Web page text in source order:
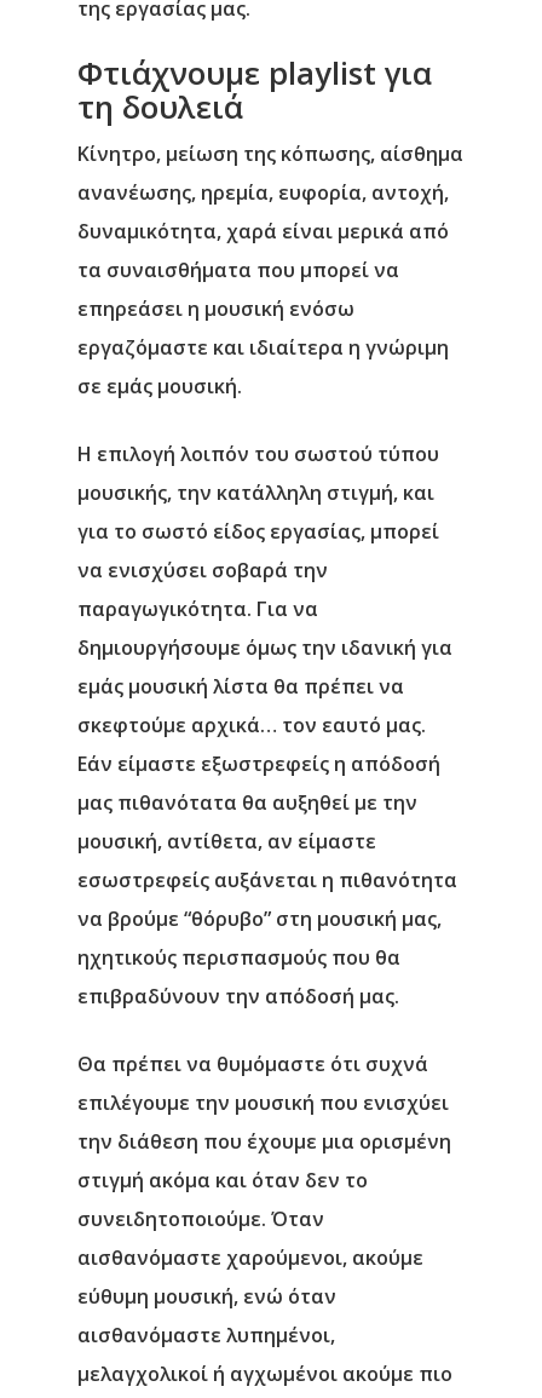
της εργασίας μας.
Φτιάχνουμε playlist για
τη δουλειά
Κίνητρο, μείωση της κόπωσης, αίσθημα
ανανέωσης, ηρεμία, ευφορία, αντοχή,
δυναμικότητα, χαρά είναι μερικά από
τα συναισθήματα που μπορεί να
επηρεάσει η μουσική ενόσω
εργαζόμαστε και ιδιαίτερα η γνώριμη
σε εμάς μουσική.
Η επιλογή λοιπόν του σωστού τύπου
μουσικής, την κατάλληλη στιγμή, και
για το σωστό είδος εργασίας, μπορεί
να ενισχύσει σοβαρά την
παραγωγικότητα. Για να
δημιουργήσουμε όμως την ιδανική για
εμάς μουσική λίστα θα πρέπει να
σκεφτούμε αρχικά… τον εαυτό μας.
Εάν είμαστε εξωστρεφείς η απόδοσή
μας πιθανότατα θα αυξηθεί με την
μουσική, αντίθετα, αν είμαστε
εσωστρεφείς αυξάνεται η πιθανότητα
να βρούμε “θόρυβο” στη μουσική μας,
ηχητικούς περισπασμούς που θα
επιβραδύνουν την απόδοσή μας.
Θα πρέπει να θυμόμαστε ότι συχνά
επιλέγουμε την μουσική που ενισχύει
την διάθεση που έχουμε μια ορισμένη
στιγμή ακόμα και όταν δεν το
συνειδητοποιούμε. Όταν
αισθανόμαστε χαρούμενοι, ακούμε
εύθυμη μουσική, ενώ όταν
αισθανόμαστε λυπημένοι,
μελαγχολικοί ή αγχωμένοι ακούμε πιο
Αρχική
Υπηρεσίες
Νέα
Επικοινωνία